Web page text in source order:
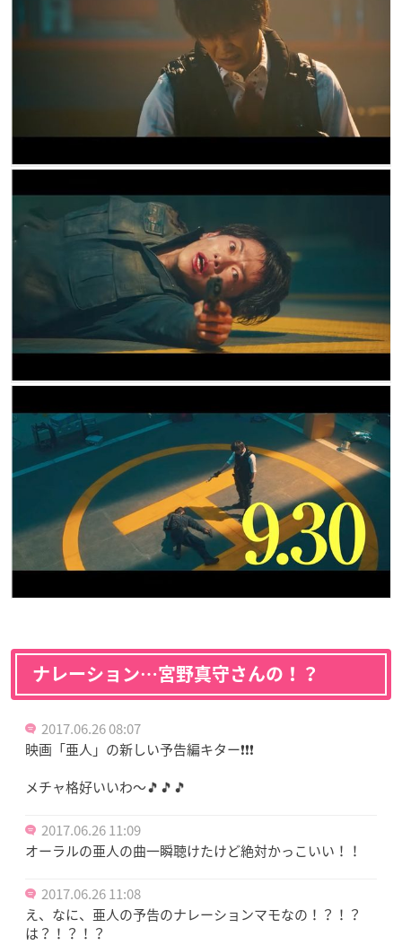
ナレーション…宮野真守さんの！？
2017.06.26 08:07
映画「亜人」の新しい予告編キター❗❗❗
メチャ格好いいわ～🎵🎵🎵
2017.06.26 11:09
オーラルの亜人の曲一瞬聴けたけど絶対かっこいい！！
2017.06.26 11:08
え、なに、亜人の予告のナレーションマモなの！？！？
は？！？！？